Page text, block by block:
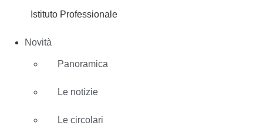
Istituto Professionale
Novità
Panoramica
Le notizie
Le circolari